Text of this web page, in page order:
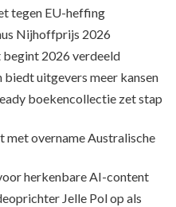
tegen EU-heffing
Nijhoffprijs 2026
2026 verdeeld
uitgevers meer kansen
boekencollectie zet stap
overname Australische
herkenbare AI-content
Jelle Pol op als